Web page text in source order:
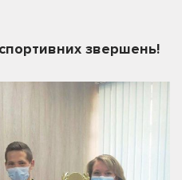
звершень!